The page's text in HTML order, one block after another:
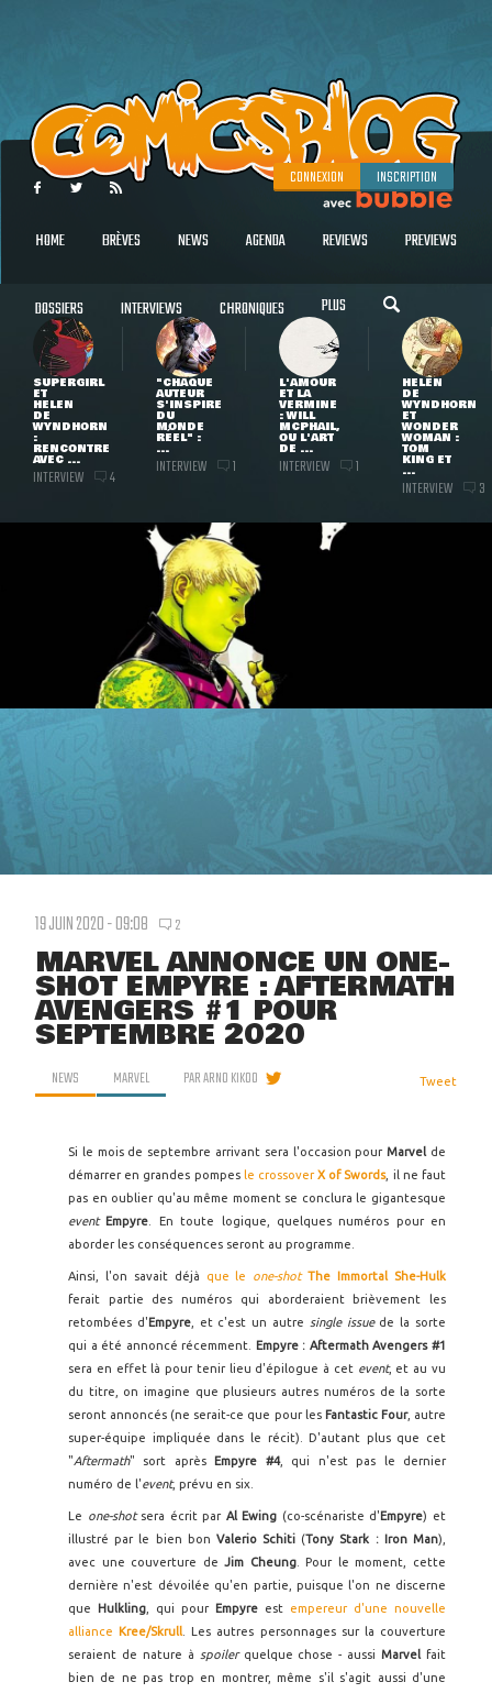
CONNEXION INSCRIPTION
HOME BRÈVES NEWS AGENDA REVIEWS PREVIEWS
DOSSIERS INTERVIEWS CHRONIQUES PLUS
SUPERGIRL
ET
HELEN
DE
WYNDHORN
:
RENCONTRE
AVEC ...
INTERVIEW 4
"CHAQUE
AUTEUR
S'INSPIRE
DU
MONDE
RÉEL" :
...
INTERVIEW 1
L'AMOUR
ET LA
VERMINE
: WILL
MCPHAIL,
OU L'ART
DE ...
INTERVIEW 1
HELEN
DE
WYNDHORN
ET
WONDER
WOMAN :
TOM
KING ET
...
INTERVIEW 3
19 JUIN 2020 - 09:08 2
MARVEL ANNONCE UN ONE-
SHOT EMPYRE : AFTERMATH
AVENGERS #1 POUR
SEPTEMBRE 2020
NEWS MARVEL PARARNO KIKOO Tweet
Si le mois de septembre arrivant sera l'occasion pourMarvel de
démarrer en grandes pompes le crossoverX of Swords, il ne faut
pas en oublier qu'au même moment se conclura le gigantesque
event Empyre . En toute logique, quelques numéros pour en
aborder les conséquences seront au programme.
Ainsi, l'on savait déjà que le one-shotThe Immortal She-Hulk
ferait partie des numéros qui aborderaient brièvement les
retombées d'Empyre, et c'est un autre single issue de la sorte
qui a été annoncé récemment.
Empyre : Aftermath Avengers #1
sera en effet là pour tenir lieu d'épilogue à cet event, et au vu
du titre, on imagine que plusieurs autres numéros de la sorte
seront annoncés (ne serait-ce que pour les Fantastic Four, autre
super-équipe impliquée dans le récit). D'autant plus que cet
"Aftermath" sort après Empyre #4, qui n'est pas le dernier
numéro de l'event, prévu en six.
Le one-shot sera écrit par Al Ewing (co-scénariste d'Empyre) et
illustré par le bien bon Valerio Schiti (Tony Stark : Iron Man),
avec une couverture deJim Cheung. Pour le moment, cette
dernière n'est dévoilée qu'en partie, puisque l'on ne discerne
que Hulkling , qui pour Empyre est empereur d'une nouvelle
alliance Kree/Skrull . Les autres personnages sur la couverture
seraient de nature à spoiler quelque chose - aussiMarvelfait
bien de ne pas trop en montrer, même s'il s'agit aussi d'une